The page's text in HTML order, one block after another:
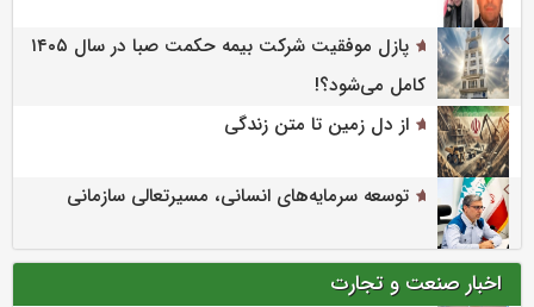
پازل موفقیت شرکت بیمه حکمت صبا در سال ۱۴۰۵
کامل می‌شود؟!
از دل زمین تا متن زندگی
توسعه سرمایه‌های انسانی، مسیرتعالی سازمانی
اخبار صنعت و تجارت